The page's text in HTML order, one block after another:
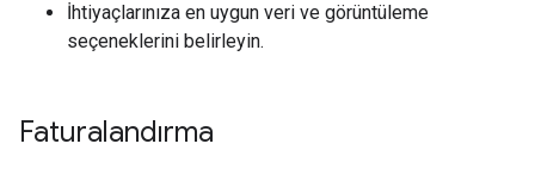
İhtiyaçlarınıza en uygun veri ve görüntüleme
seçeneklerini belirleyin.
Faturalandırma